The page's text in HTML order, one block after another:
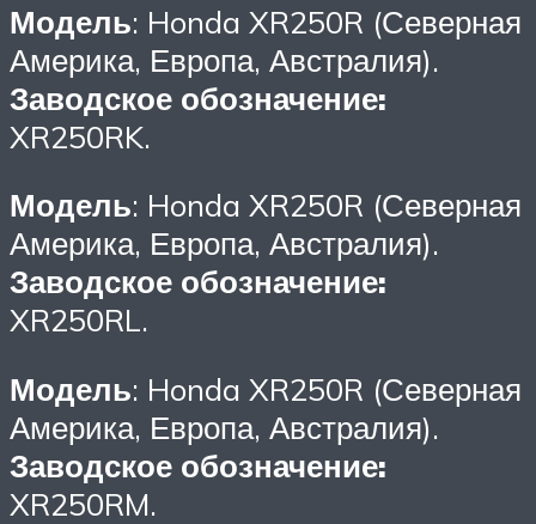
Модель: Honda XR250R (Северная
Америка, Европа, Австралия).
Заводское обозначение:
XR250RK.
Модель: Honda XR250R (Северная
Америка, Европа, Австралия).
Заводское обозначение:
XR250RL.
Модель: Honda XR250R (Северная
Америка, Европа, Австралия).
Заводское обозначение:
XR250RM.